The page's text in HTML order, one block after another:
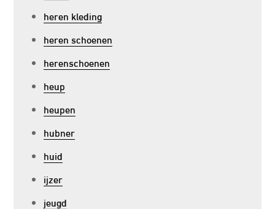
heren kleding
heren schoenen
herenschoenen
heup
heupen
hubner
huid
ijzer
jeugd